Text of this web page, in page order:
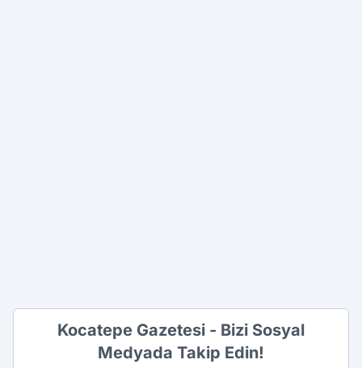
Kocatepe Gazetesi - Bizi Sosyal
Medyada Takip Edin!